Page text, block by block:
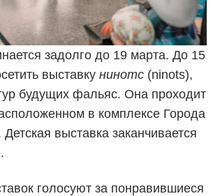
задолго до 19 марта. До 15
выставку нинотс (ninots),
будущих фальяс. Она проходит
в комплексе Города
Детская выставка заканчивается
голосуют за понравившиеся